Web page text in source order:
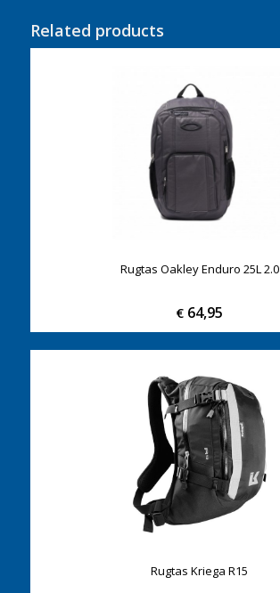
Related products
Rugtas Oakley Enduro 25L 2.0
€ 64,95
Rugtas Kriega R15